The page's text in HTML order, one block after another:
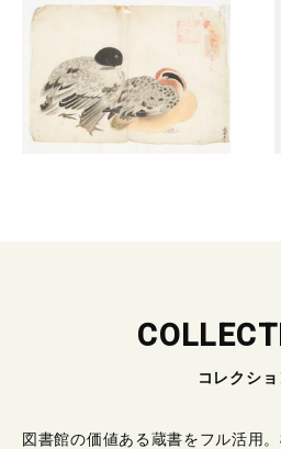
コレクシ
図書館の価値ある蔵書をフル活用。